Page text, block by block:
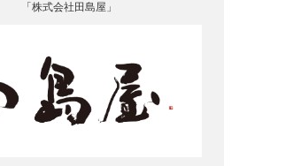
「株式会社田島屋」